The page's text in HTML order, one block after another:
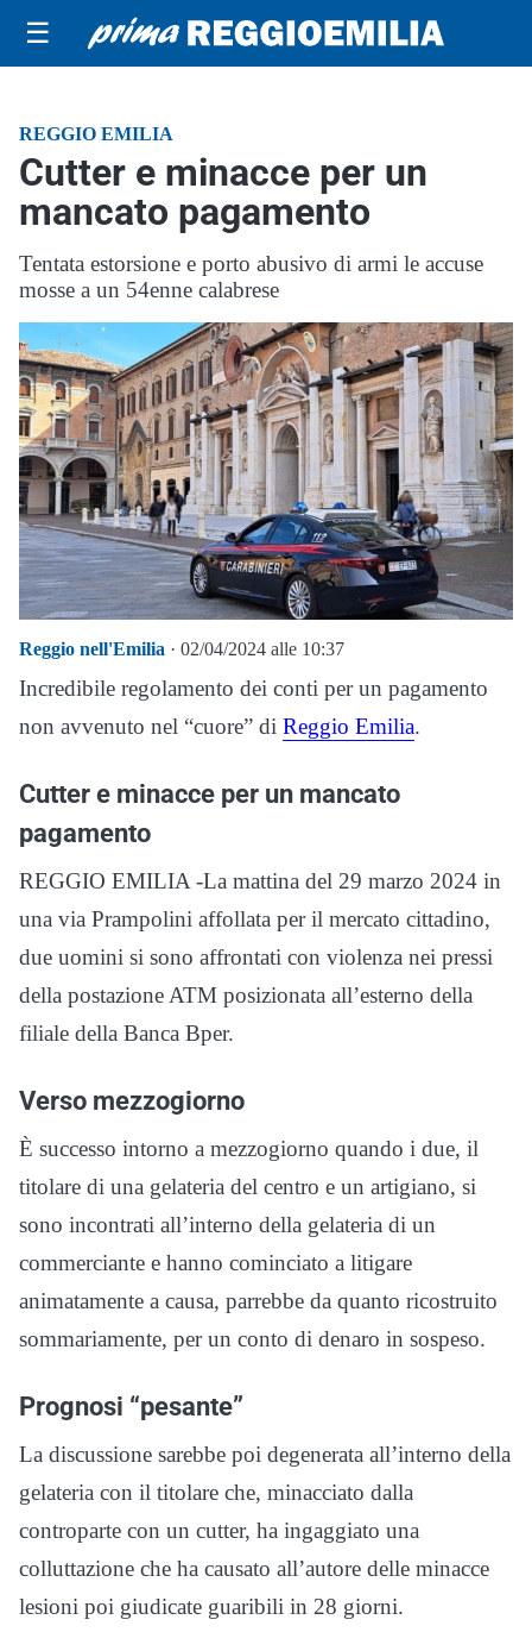
☰
REGGIO EMILIA
Cutter e minacce per un
mancato pagamento
Tentata estorsione e porto abusivo di armi le accuse
mosse a un 54enne calabrese
Reggio nell'Emilia · 02/04/2024 alle 10:37
Incredibile regolamento dei conti per un pagamento
non avvenuto nel “cuore” di Reggio Emilia.
Cutter e minacce per un mancato
pagamento
REGGIO EMILIA -La mattina del 29 marzo 2024 in
una via Prampolini affollata per il mercato cittadino,
due uomini si sono affrontati con violenza nei pressi
della postazione ATM posizionata all’esterno della
filiale della Banca Bper.
Verso mezzogiorno
È successo intorno a mezzogiorno quando i due, il
titolare di una gelateria del centro e un artigiano, si
sono incontrati all’interno della gelateria di un
commerciante e hanno cominciato a litigare
animatamente a causa, parrebbe da quanto ricostruito
sommariamente, per un conto di denaro in sospeso.
Prognosi “pesante”
La discussione sarebbe poi degenerata all’interno della
gelateria con il titolare che, minacciato dalla
controparte con un cutter, ha ingaggiato una
colluttazione che ha causato all’autore delle minacce
lesioni poi giudicate guaribili in 28 giorni.